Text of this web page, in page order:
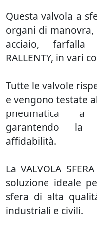
Questa valvola a
organi di
acciaio,
RALLENTY, in vari
Tutte le valvole
e vengono testate
pneumatica a
garantendo la
affidabilità.
La VALVOLA
soluzione ideale
sfera di alta
industriali e civili.